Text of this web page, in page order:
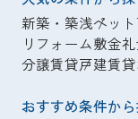
新築・築浅ペッ
リフォーム敷金
分譲賃貸戸建賃貸
おすすめ条件か